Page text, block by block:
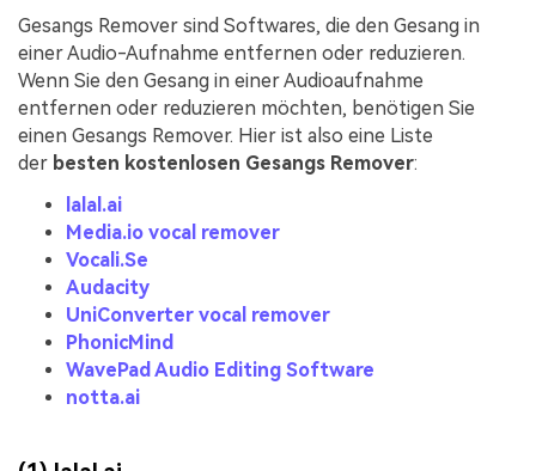
Gesangs Remover sind Softwares, die den Gesang in
einer Audio-Aufnahme entfernen oder reduzieren.
Wenn Sie den Gesang in einer Audioaufnahme
entfernen oder reduzieren möchten, benötigen Sie
einen Gesangs Remover. Hier ist also eine Liste
der besten kostenlosen Gesangs Remover:
lalal.ai
Media.io vocal remover
Vocali.Se
Audacity
UniConverter vocal remover
PhonicMind
WavePad Audio Editing Software
notta.ai